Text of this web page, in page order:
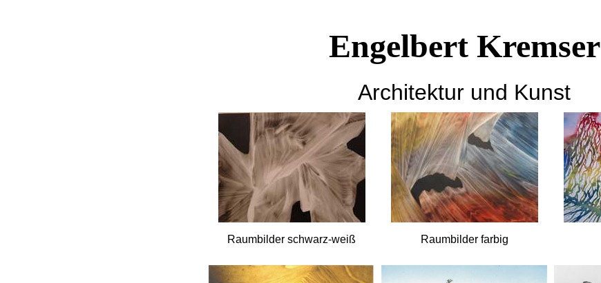
Engelbert Kremser
Architektur und Kunst
Raumbilder schwarz-weiß Raumbilder farbig